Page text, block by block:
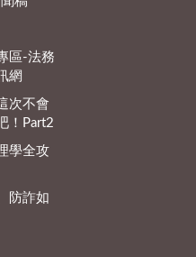
區-法務
網
次不會
！Part2
學全攻
防詐如